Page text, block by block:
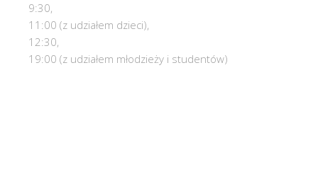
9:30,
11:00 (z udziałem dzieci),
12:30,
19:00 (z udziałem młodzieży i studentów)